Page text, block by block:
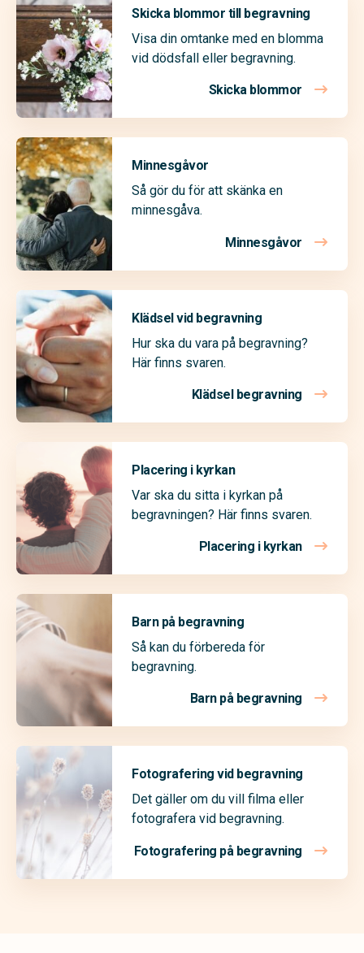
Skicka blommor till begravning
Visa din omtanke med en blomma
vid dödsfall eller begravning.
Skicka blommor
Minnesgåvor
Så gör du för att skänka en
minnesgåva.
Minnesgåvor
Klädsel vid begravning
Hur ska du vara på begravning?
Här finns svaren.
Klädsel begravning
Placering i kyrkan
Var ska du sitta i kyrkan på
begravningen? Här finns svaren.
Placering i kyrkan
Barn på begravning
Så kan du förbereda för
begravning.
Barn på begravning
Fotografering vid begravning
Det gäller om du vill filma eller
fotografera vid begravning.
Fotografering på begravning